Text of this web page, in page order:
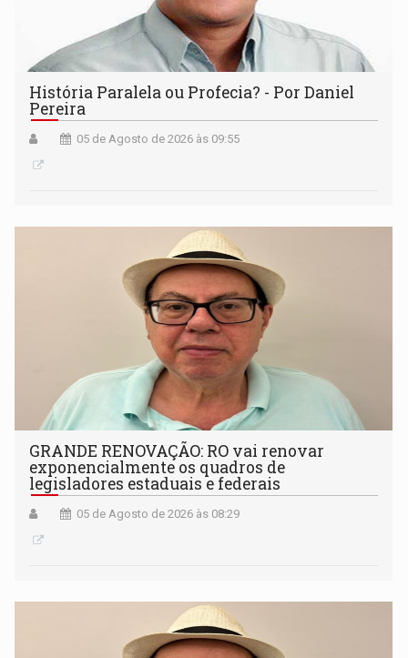
História Paralela ou Profecia? - Por Daniel
Pereira
05 de Agosto de 2026 às 09:55
GRANDE RENOVAÇÃO: RO vai renovar
exponencialmente os quadros de
legisladores estaduais e federais
05 de Agosto de 2026 às 08:29